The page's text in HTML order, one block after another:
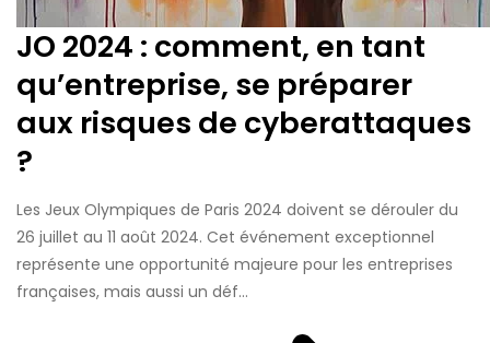
JO 2024 : comment, en tant
qu’entreprise, se préparer
aux risques de cyberattaques
?
Les Jeux Olympiques de Paris 2024 doivent se dérouler du
26 juillet au 11 août 2024. Cet événement exceptionnel
représente une opportunité majeure pour les entreprises
françaises, mais aussi un déf...